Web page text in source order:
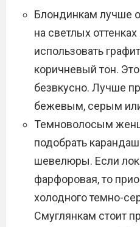
Блондинкам лучше
на светлых
использовать
коричневый тон.
безвкусно. Лучше
бежевым, серым
Темноволосым
подобрать
шевелюры. Если
фарфоровая, то
холодного темно-
Смуглянкам стоит